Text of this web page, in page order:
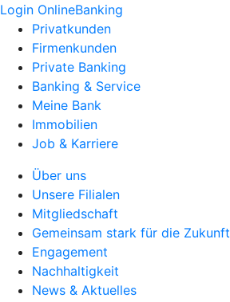
Login OnlineBanking
Privatkunden
Firmenkunden
Private Banking
Banking & Service
Meine Bank
Immobilien
Job & Karriere
Über uns
Unsere Filialen
Mitgliedschaft
Gemeinsam stark für die Zukunft
Engagement
Nachhaltigkeit
News & Aktuelles